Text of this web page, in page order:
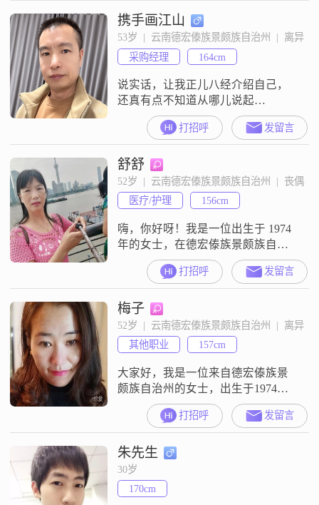
携手画江山
53岁  |  云南德宏傣族景颇族自治州  |  离异
采购经理
164cm
说实话，让我正儿八经介绍自己，
还真有点不知道从哪儿说起
##3002##那就说说我的一天吧
##3002##早年一直在东莞打拼，房
子也买在东莞南城##3002##性格直
爽，事儿没做完心里不踏实，所以
做事喜欢利索点，不爱拖拖拉拉
##3002##但也因为这样，我把日子
过得挺有节奏感的
##2014####2014##家里收拾得干
打招呼 发留言
舒舒
52岁  |  云南德宏傣族景颇族自治州  |  丧偶
医疗/护理
156cm
嗨，你好呀！我是一位出生于 1974
年的女士，在德宏傣族景颇族自治
州生活##3002##我的身高是 156 厘
米，收入每月在 3000 元以下
##3002##学历是中专##3002##我觉
得自己是个挺不错的人##3002##性
格方面，我温柔体贴，也很善解人
意，能理解和体谅他人的想法和感
受##3002##平时我开朗爱笑
打招呼 发留言
梅子
52岁  |  云南德宏傣族景颇族自治州  |  离异
其他职业
157cm
大家好，我是一位来自德宏傣族景
颇族自治州的女士，出生于1974
年，身高157cm。我的月收入在3001
到5000元之间，学历为中专。我性
格开朗，总是爱笑，面对生活保持
乐观积极的态度。我认为真诚和可
靠是人际交往中最基本的品质，所
以我一直努力做到这两点。在生活
中，我喜欢享受当下的每一刻，随
打招呼 发留言
朱先生
30岁
170cm